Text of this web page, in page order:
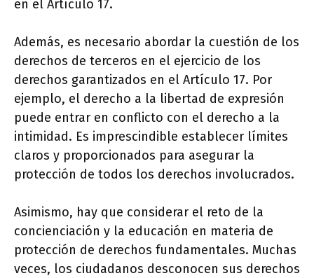
en el Artículo 17.
Además, es necesario abordar la cuestión de los
derechos de terceros en el ejercicio de los
derechos garantizados en el Artículo 17. Por
ejemplo, el derecho a la libertad de expresión
puede entrar en conflicto con el derecho a la
intimidad. Es imprescindible establecer límites
claros y proporcionados para asegurar la
protección de todos los derechos involucrados.
Asimismo, hay que considerar el reto de la
concienciación y la educación en materia de
protección de derechos fundamentales. Muchas
veces, los ciudadanos desconocen sus derechos